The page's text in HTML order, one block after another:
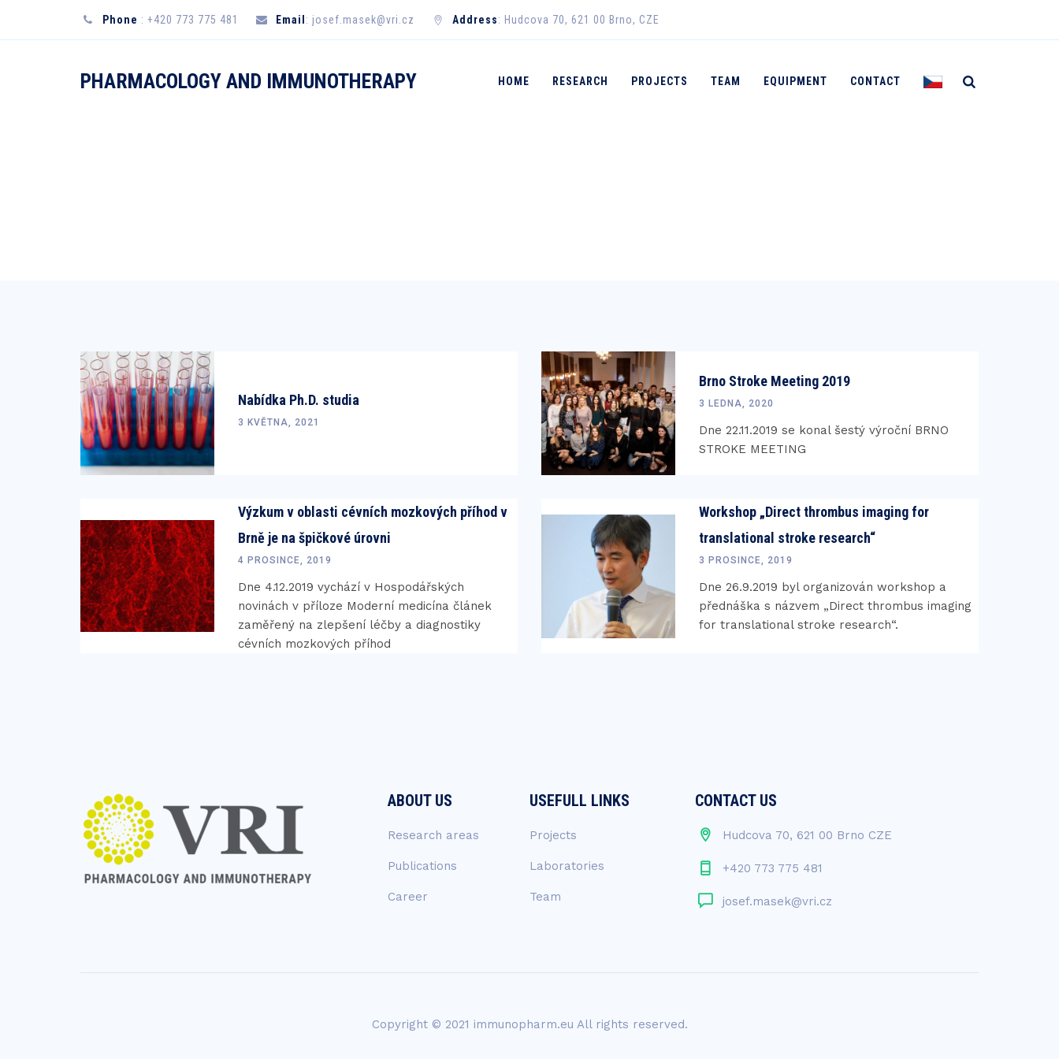
Phone : +420 773 775 481 Email : josef.masek@vri.cz Address: Hudcova 70, 621 00 Brno, CZE
PHARMACOLOGY AND IMMUNOTHERAPY HOME RESEARCH PROJECTS TEAM EQUIPMENT CONTACT
Nabídka Ph.D. studia
3 KVĚTNA, 2021
Brno Stroke Meeting 2019
3 LEDNA, 2020
Dne 22.11.2019 se konal šestý výroční BRNO
STROKE MEETING
Výzkum v oblasti cévních mozkových příhod v
Brně je na špičkové úrovni
4 PROSINCE, 2019
Dne 4.12.2019 vychází v Hospodářských
novinách v příloze Moderní medicína článek
zaměřený na zlepšení léčby a diagnostiky
cévních mozkových příhod
Workshop „Direct thrombus imaging for
translational stroke research“
3 PROSINCE, 2019
Dne 26.9.2019 byl organizován workshop a
přednáška s názvem „Direct thrombus imaging
for translational stroke research“.
ABOUT US
Research areas
Publications
Career
USEFULL LINKS
Projects
Laboratories
Team
CONTACT US
Hudcova 70, 621 00 Brno CZE
+420 773 775 481
josef.masek@vri.cz
Copyright © 2021 immunopharm.eu All rights reserved.